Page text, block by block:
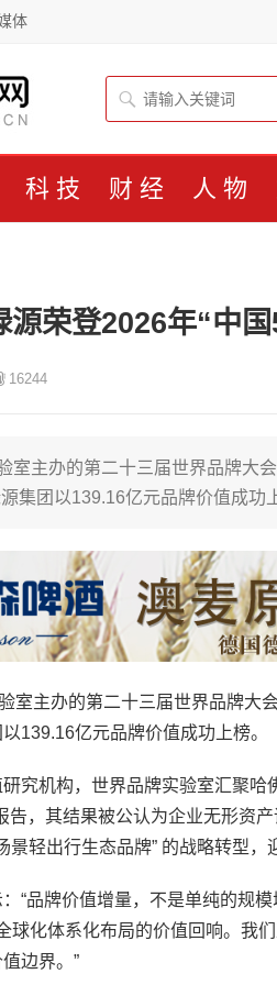
体
科技 财经 人物
源荣登2026年“中
16244
室主办的第二十三届世界品牌大
集团以139.16亿元品牌价值成功
主办的第二十三届世界品牌大
139.16亿元品牌价值成功上榜。
机构，世界品牌实验室汇聚哈
告，其结果被公认为企业无形资
景轻出行生态品牌” 的战略转型，
品牌价值增量，不是单纯的规模
球化体系化布局的价值回响。我
边界。”